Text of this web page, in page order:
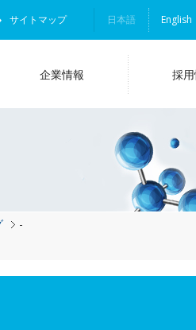
サイトマップ 日本語 English
企業情報 採
-